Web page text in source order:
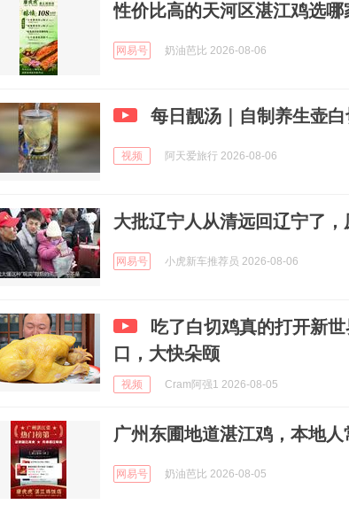
性价比高的天河区湛江鸡选哪
网易号 奶油芭比 2026-08-06
每日靓汤｜自制养生壶白
视频 阿天爱旅行 2026-08-06
大批辽宁人从清远回辽宁了，
网易号 小虎新车推荐员 2026-08-06
吃了白切鸡真的打开新
口，大快朵颐
视频 Cram阿强1 2026-08-05
广州东圃地道湛江鸡，本地
网易号 奶油芭比 2026-08-05